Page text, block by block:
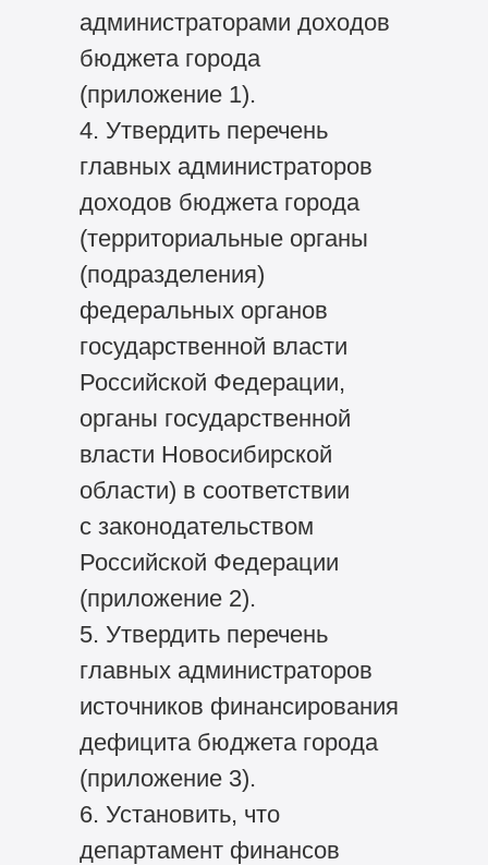
администраторами доходов
бюджета города
(приложение 1).
4. Утвердить перечень
главных администраторов
доходов бюджета города
(территориальные органы
(подразделения)
федеральных органов
государственной власти
Российской Федерации,
органы государственной
власти Новосибирской
области) в соответствии
с законодательством
Российской Федерации
(приложение 2).
5. Утвердить перечень
главных администраторов
источников финансирования
дефицита бюджета города
(приложение 3).
6. Установить, что
департамент финансов